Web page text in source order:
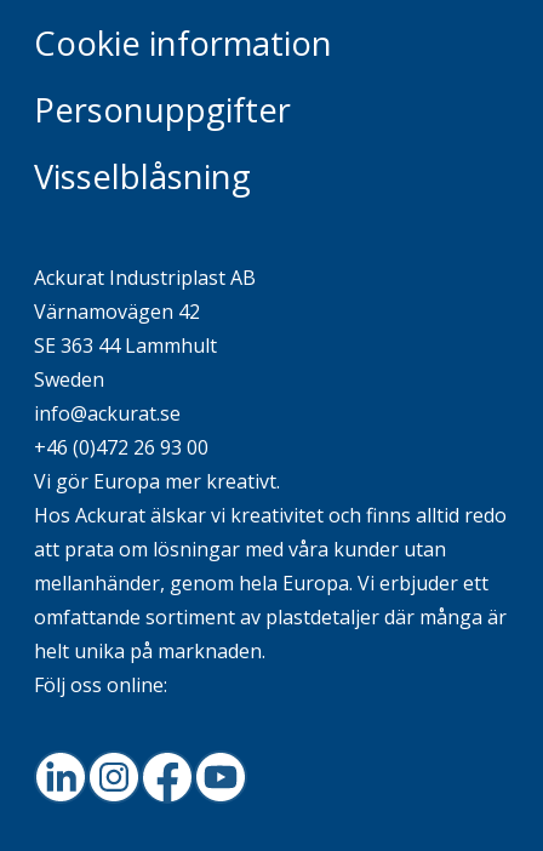
Cookie information
Personuppgifter
Visselblåsning
Ackurat Industriplast AB
Värnamovägen 42
SE 363 44 Lammhult
Sweden
info@ackurat.se
+46 (0)472 26 93 00
Vi gör Europa mer kreativt.
Hos Ackurat älskar vi kreativitet och finns alltid redo
att prata om lösningar med våra kunder utan
mellanhänder, genom hela Europa. Vi erbjuder ett
omfattande sortiment av plastdetaljer där många är
helt unika på marknaden.
Följ oss online:
LinkedInInstagramFacebookYoutube